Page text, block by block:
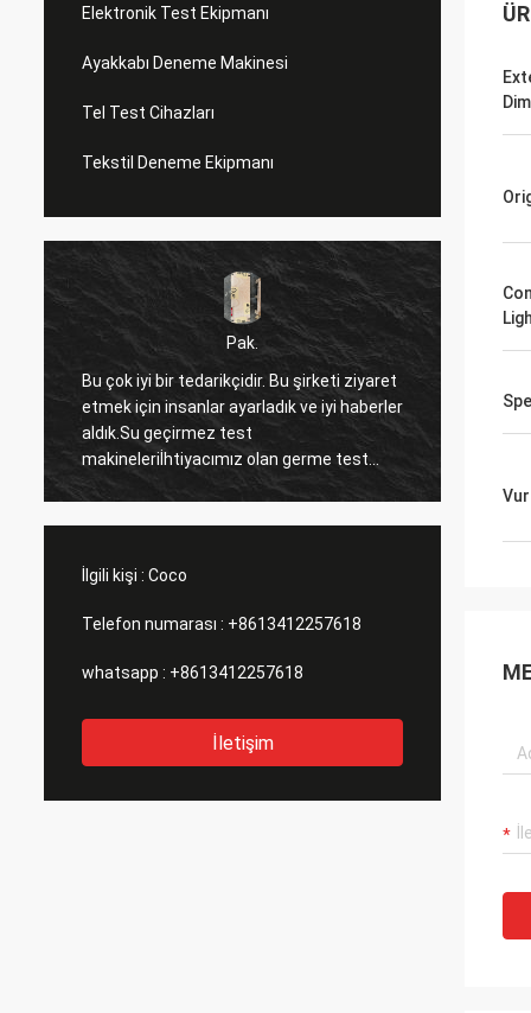
Elektronik Test Ekipmanı
Ayakkabı Deneme Makinesi
Tel Test Cihazları
Tekstil Deneme Ekipmanı
Pak.
Bu çok iyi bir tedarikçidir. Bu şirketi ziyaret
etmek için insanlar ayarladık ve iyi haberler
aldık.Su geçirmez test
makineleriİhtiyacımız olan germe test
makineleri vb. Hepsinde bu makineler var,
çok
İlgili kişi : Coco
Telefon numarası : +8613412257618
whatsapp : +8613412257618
İletişim